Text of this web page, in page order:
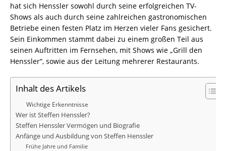
hat sich Henssler sowohl durch seine erfolgreichen TV-
Shows als auch durch seine zahlreichen gastronomischen
Betriebe einen festen Platz im Herzen vieler Fans gesichert.
Sein Einkommen stammt dabei zu einem großen Teil aus
seinen Auftritten im Fernsehen, mit Shows wie „Grill den
Henssler“, sowie aus der Leitung mehrerer Restaurants.
Inhalt des Artikels
Wichtige Erkenntnisse
Wer ist Steffen Henssler?
Steffen Henssler Vermögen und Biografie
Anfänge und Ausbildung von Steffen Henssler
Frühe Jahre und Familie